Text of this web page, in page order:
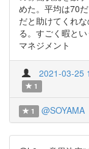
めた。平均は70
だと助けてくれ
る。すごく暇と
マネジメント
2021-03-25
1
1 @SOYAMA